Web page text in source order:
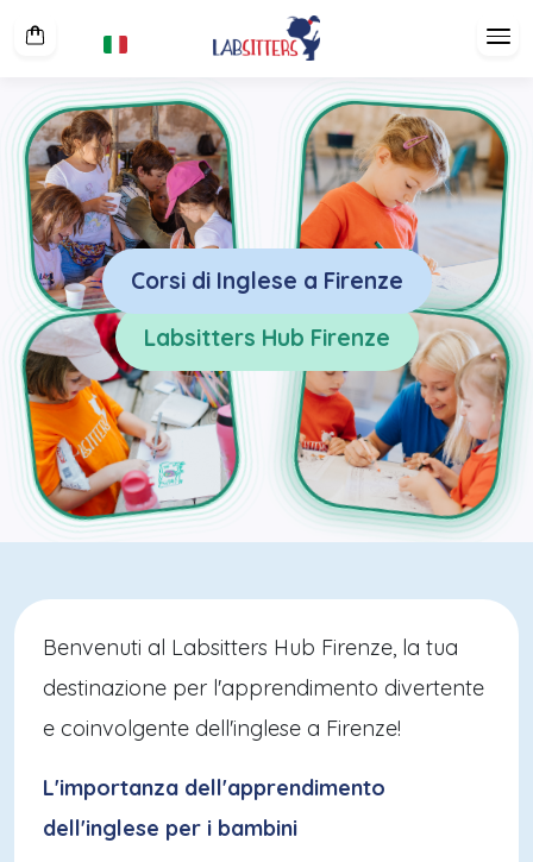
Corsi di Inglese a Firenze
Labsitters Hub Firenze
Benvenuti al Labsitters Hub Firenze, la tua
destinazione per l'apprendimento divertente
e coinvolgente dell'inglese a Firenze!
L'importanza dell'apprendimento
dell'inglese per i bambini